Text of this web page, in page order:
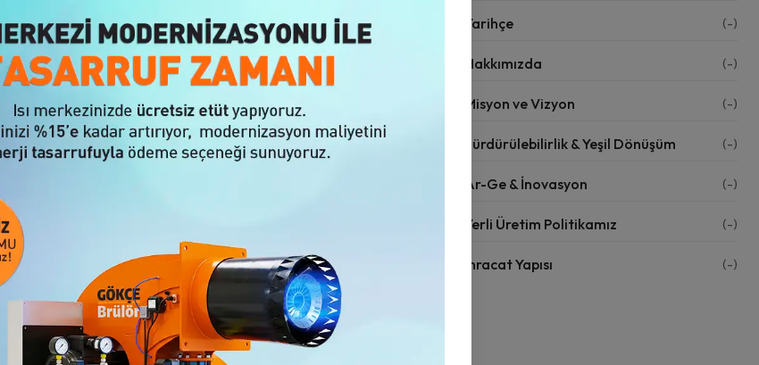
verimli çözümler sunanGökçe Brülör; sıvı yakıtlı brülörlerde
'Yerli Malı Belgesi' ne layık görüldü.
katma değerli teknolojiler üreterek hazır olmalıyız. Bunun ilk
yıldır ispatlamıştır."
vermek zorundayız. Ülkemizin insan kaynağı ve alın teri ile
katkıdan dolayı mutluyuz" diyen
yerli ve milli brülör teknolojilerimizle 61 yıldır; Türkiye’nin
kalkınma hedeflerini destekliyoruz. Katma değeri yüksek
devam edeceğiz." dedi.
Tarihçe (-)
Hakkımızda (-)
Misyon ve Vizyon (-)
Sürdürülebilirlik & Yeşil Dönüşüm (-)
Ar-Ge & İnovasyon (-)
Yerli Üretim Politikamız (-)
İhracat Yapısı (-)